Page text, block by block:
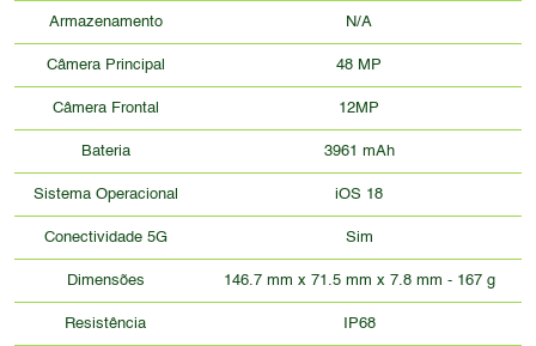
Armazenamento N/A
Câmera Principal 48 MP
Câmera Frontal 12MP
Bateria 3961 mAh
Sistema Operacional iOS 18
Conectividade 5G Sim
Dimensões 146.7 mm x 71.5 mm x 7.8 mm - 167 g
Resistência IP68